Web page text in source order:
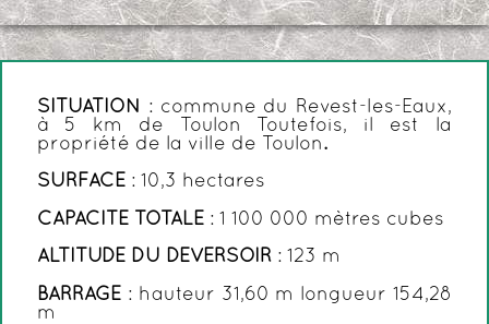
SITUATION
: commune du Revest-les-Eaux,
à 5 km de Toulon
Toutefois, il est la
propriété de la ville de Toulon.
SURFACE : 10,3 hectares
CAPACITE TOTALE : 1 100 000 mètres cubes
ALTITUDE DU DEVERSOIR : 123 m
BARRAGE : hauteur 31,60 m longueur 154,28
m